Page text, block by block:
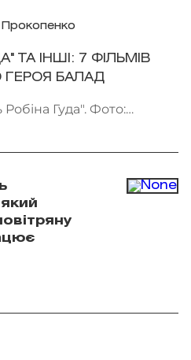
Прокопенко
ТА ІНШІ: 7 ФІЛЬМІВ
ГЕРОЯ БАЛАД
Гуда". Фото: